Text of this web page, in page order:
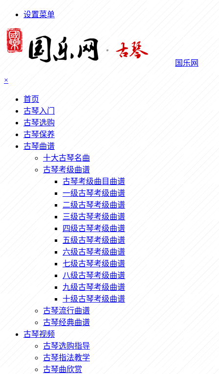
设置菜单
国乐网
×
首页
古琴入门
古琴选购
古琴保养
古琴曲谱
十大古琴名曲
古琴考级曲谱
古琴考级曲目曲谱
一级古琴考级曲谱
二级古琴考级曲谱
三级古琴考级曲谱
四级古琴考级曲谱
五级古琴考级曲谱
六级古琴考级曲谱
七级古琴考级曲谱
八级古琴考级曲谱
九级古琴考级曲谱
十级古琴考级曲谱
古琴流行曲谱
古琴经典曲谱
古琴视频
古琴选购指导
古琴指法教学
古琴曲欣赏